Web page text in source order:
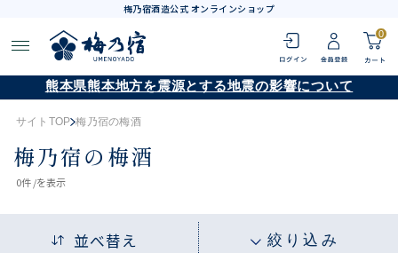
梅乃宿酒造公式 オンラインショップ
0
熊本県熊本地方を震源とする地震の影響について
サイトTOP 梅乃宿の梅酒
梅乃宿の梅酒
0件 /を表示
並べ替え 絞り込み